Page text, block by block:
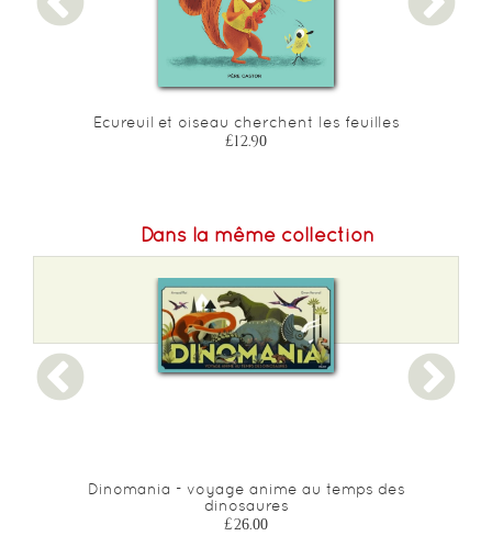
Ecureuil et oiseau cherchent les feuilles
£12.90
Dans la même collection
Dinomania - voyage anime au temps des
dinosaures
£26.00